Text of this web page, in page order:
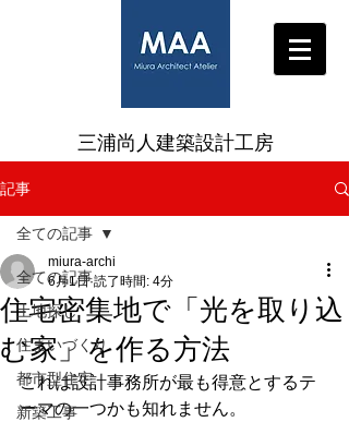
三浦尚人建築設計工房
記事
全ての記事
土地探し
住まいづくり
都市型住宅
新築工事
全ての記事
住宅密集地で「光を取り込
む家」を作る方法
miura-archi
6月1日 読了時間: 4分
これは設計事務所が最も得意とするテ
ーマの一つかも知れません。